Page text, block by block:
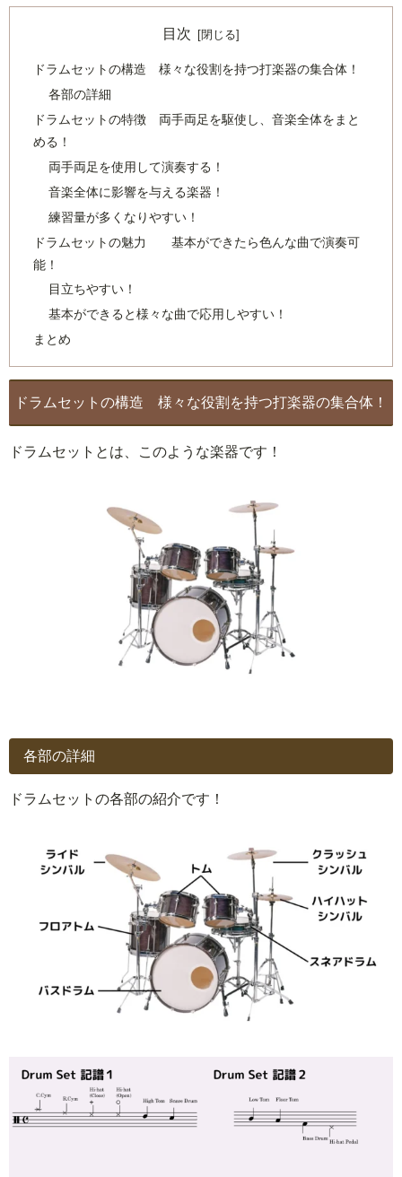
目次
ドラムセットの構造 様々な役割を持つ打楽器の集合体！
各部の詳細
ドラムセットの特徴 両手両足を駆使し、音楽全体をまと
める！
両手両足を使用して演奏する！
音楽全体に影響を与える楽器！
練習量が多くなりやすい！
ドラムセットの魅力 基本ができたら色んな曲で演奏可
能！
目立ちやすい！
基本ができると様々な曲で応用しやすい！
まとめ
ドラムセットの構造 様々な役割を持つ打楽器の集合体！
ドラムセットとは、このような楽器です！
各部の詳細
ドラムセットの各部の紹介です！